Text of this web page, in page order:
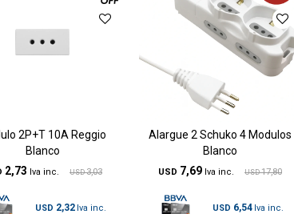
2P+T 10A Reggio
Blanco
2,73 USD 3,03
USD 2,32
Alargue 2 Schuko 4 Modulos
Blanco
USD 7,69 USD 17,80
USD 6,54